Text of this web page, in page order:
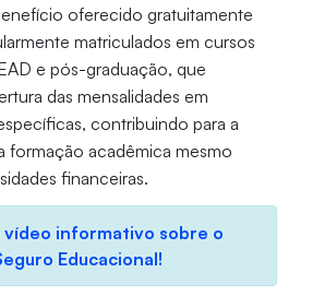
oferecido gratuitamente
matriculados em cursos
e pós-graduação, que
das mensalidades em
contribuindo para a
formação acadêmica mesmo
financeiras.
vídeo informativo sobre o
Educacional!